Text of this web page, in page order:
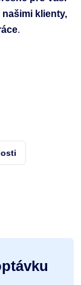
klienty,
.